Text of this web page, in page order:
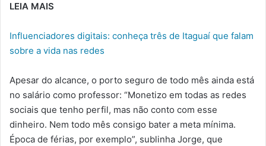
LEIA MAIS
Influenciadores digitais: conheça três de Itaguaí que falam
sobre a vida nas redes
Apesar do alcance, o porto seguro de todo mês ainda está
no salário como professor: “Monetizo em todas as redes
sociais que tenho perfil, mas não conto com esse
dinheiro. Nem todo mês consigo bater a meta mínima.
Época de férias, por exemplo”, sublinha Jorge, que